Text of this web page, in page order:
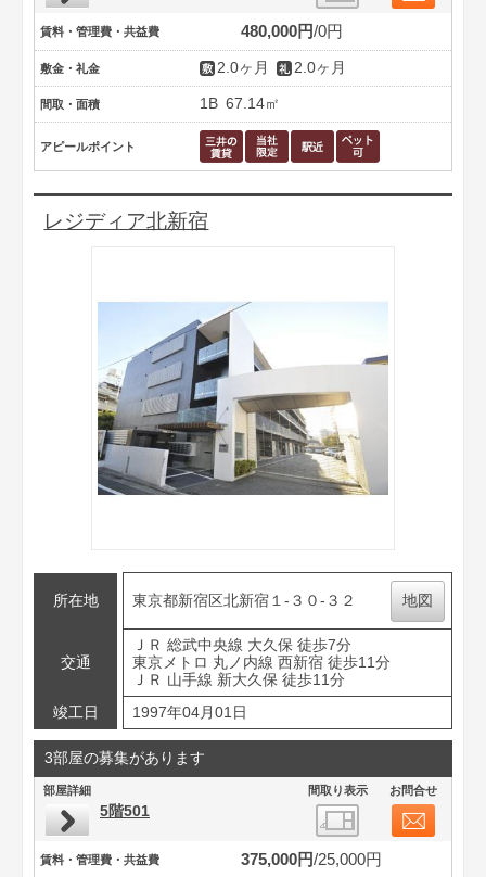
賃料・管理費・共益費 480,000円 0円
敷金・礼金 2.0ヶ月 2.0ヶ月
間取・面積 1B 67.14㎡
アピールポイント
レジディア北新宿
所在地 東京都新宿区北新宿１-３０-３２ 地図
交通
ＪＲ 総武中央線 大久保 徒歩7分
東京メトロ 丸ノ内線 西新宿 徒歩11分
ＪＲ 山手線 新大久保 徒歩11分
竣工日
1997年04月01日
3部屋の募集があります
部屋詳細 間取り表示 お問合せ
5階501
賃料・管理費・共益費 375,000円 25,000円